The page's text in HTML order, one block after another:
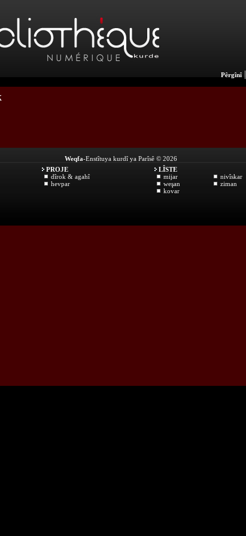
Pêrgînî|
Weqfa-Enstîtuya kurdî ya Parîsê © 2026
PROJE
dîrok & agahî
hevpar
LÎSTE
mijar
nivîskar
weşan
ziman
kovar